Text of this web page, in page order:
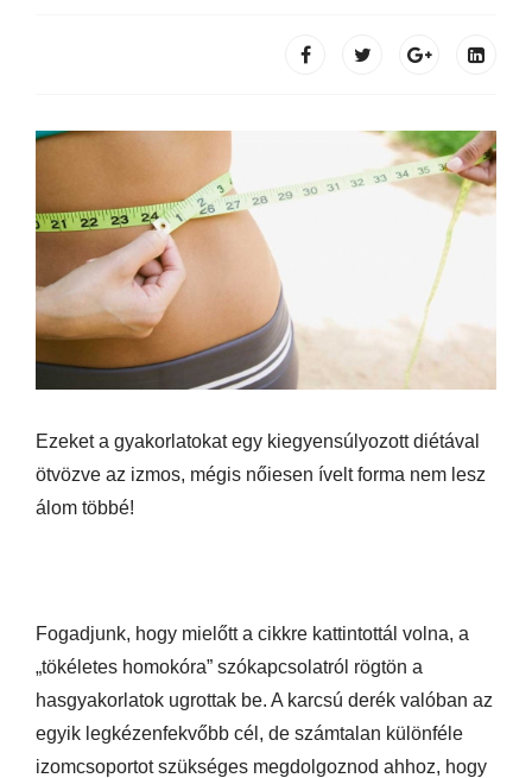
Ezeket a gyakorlatokat egy kiegyensúlyozott diétával
ötvözve az izmos, mégis nőiesen ívelt forma nem lesz
álom többé!
Fogadjunk, hogy mielőtt a cikkre kattintottál volna, a
„tökéletes homokóra” szókapcsolatról rögtön a
hasgyakorlatok ugrottak be. A karcsú derék valóban az
egyik legkézenfekvőbb cél, de számtalan különféle
izomcsoportot szükséges megdolgoznod ahhoz, hogy